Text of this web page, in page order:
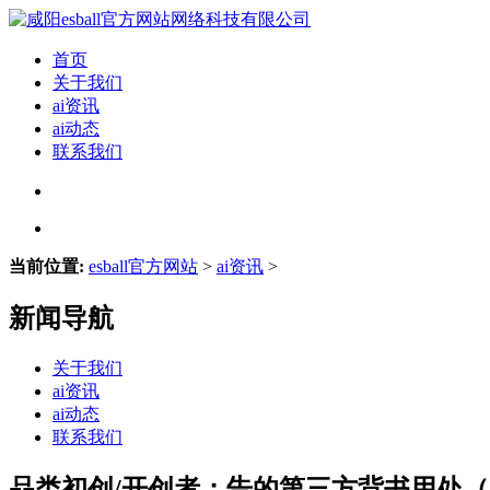
首页
关于我们
ai资讯
ai动态
联系我们
当前位置: esball官方网站 > ai资讯 >
新闻导航
关于我们
ai资讯
ai动态
联系我们